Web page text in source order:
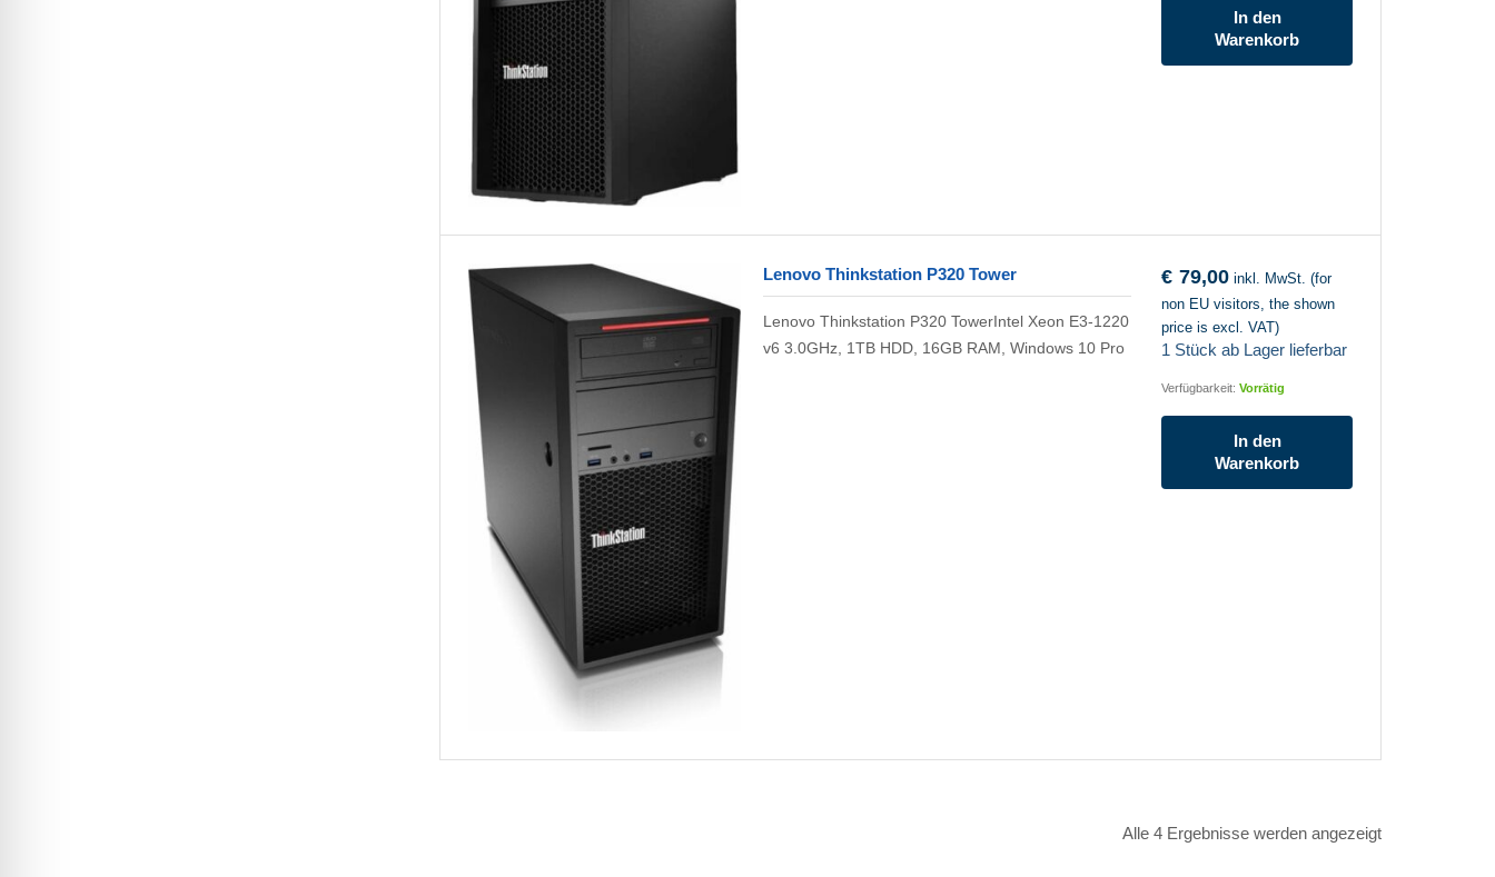
In den
Warenkorb
Lenovo Thinkstation P320 Tower
Lenovo Thinkstation P320 TowerIntel Xeon E3-1220
v6 3.0GHz, 1TB HDD, 16GB RAM, Windows 10 Pro
€ 79,00 inkl. MwSt. (for
non EU visitors, the shown
price is excl. VAT)
1 Stück ab Lager lieferbar
Verfügbarkeit: Vorrätig
In den
Warenkorb
Alle 4 Ergebnisse werden angezeigt